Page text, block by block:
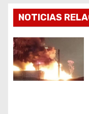
g
a
c
i
NOTICIAS